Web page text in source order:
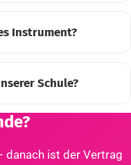
Instrument?
Schule?
danach ist der Vertrag